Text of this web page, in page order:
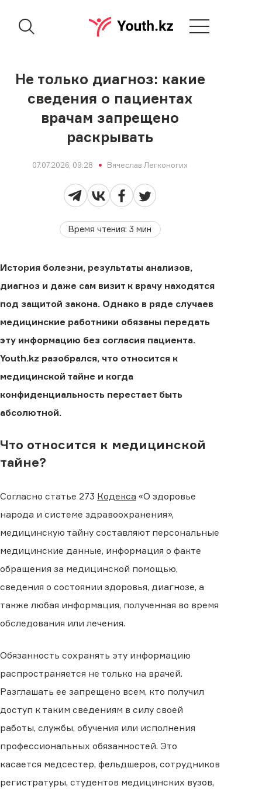
Не только диагноз: какие
сведения о пациентах
врачам запрещено
раскрывать
07.07.2026, 09:28 Вячеслав Легконогих
Время чтения:3 мин
История болезни, результаты анализов,
диагноз и даже сам визит к врачу находятся
под защитой закона. Однако в ряде случаев
медицинские работники обязаны передать
эту информацию без согласия пациента.
Youth.kz разобрался, что относится к
медицинской тайне и когда
конфиденциальность перестает быть
абсолютной.
Что относится к медицинской
тайне?
Согласно статье 273 Кодекса «О здоровье
народа и системе здравоохранения»,
медицинскую тайну составляют персональные
медицинские данные, информация о факте
обращения за медицинской помощью,
сведения о состоянии здоровья, диагнозе, а
также любая информация, полученная во время
обследования или лечения.
Обязанность сохранять эту информацию
распространяется не только на врачей.
Разглашать ее запрещено всем, кто получил
доступ к таким сведениям в силу своей
работы, службы, обучения или исполнения
профессиональных обязанностей. Это
касается медсестер, фельдшеров, сотрудников
регистратуры, студентов медицинских вузов,